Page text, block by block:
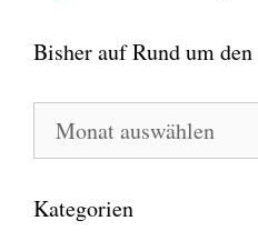
Bisher auf Rund um
Bisher
auf
Rund
den
Brustring
Kategorien